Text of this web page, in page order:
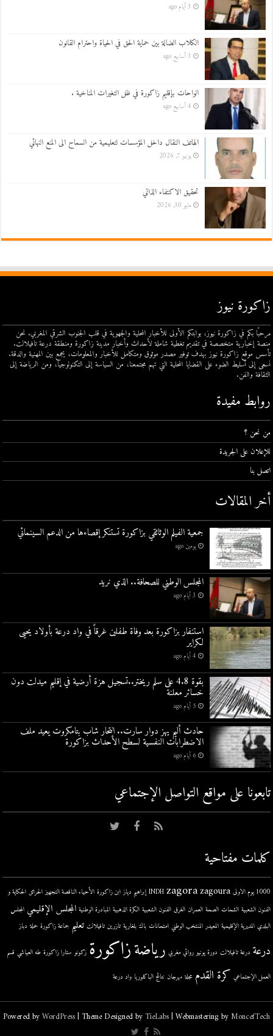
3 أيام ago
الكلاب الضالة بين حماية الحق في الحياة واحترام القانون
3 أسابيع ago
الواحات بإقليم زاكورة في ظل التغيرات المناخية .
4 أسابيع ago
الهاتف النقال داخل المؤسسات لتعليمية من السماح الى المنع النهائي
يونيو 7, 2026
تحقيق الاكتفاء الذاتي
مايو 30, 2026
زاكورة نيوز
مرحبًا بكم في زاكورة نيوز، بوابتكم الأولى للأخبار المحلية والجهوية في قلب الجنوب الشرقي المغربي. نحن
منصة إخبارية متخصصة في تقديم تغطية شاملة لأحداث وأخبار مدينة زاكورة ومنطقة درعة تافيلالت.
تأسس موقع زاكورة نيوز بهدف توفير مصدر موثوق ومتكامل للأخبار والمعلومات، يجمع بين المهنية والدقة.
نسعى إلى تسليط الضوء على القضايا المحلية التي تهم مجتمعنا، من السياسة إلى التكنولوجيا، ومن الرياضة إلى
الثقافة والفن.
روابط مفيدة
من نحن ؟
للإعلان على الجريدة
اتصل بنا
أخر المقالات
جمعية الفيلم الوثائقي بزاكورة تستنكر إقصاءها من الدعم السينمائي
يومين ago
المجلس الوطني للصحافة.. الذي نريد
3 أيام ago
استنفار بزاكورة بعد وفاة طفلين غرقاً في واد درعة بأولاد يحيى
لكراير
4 أيام ago
بقوة 4.8 على سلم ريختر..تسجيل هزة أرضية في إقليم ميدلت دون
خسائر معلنة
5 أيام ago
حادث أليم يهز دوار سارت.. انتحار شاب بتامكروت يعيد ملف
الاضطرابات النفسية لسطح الأحداث بزاكورة
6 أيام ago
تابعونا على مواقع التواصل اﻹجتماعي
كلمات مفتاحية
1000 يوم الاولى INDH zagora zagoura إبراهيم دياز ابن زاكورة الأحياء الناقصة التجهيز الحرائق الحكاية و
الفنون الشعبية الشحات الصحة العمران الغرق الفنون الشعبية الكرة الذهبية المبادرة الوطنية المجلس الإقليمي المجلس
البلدي المديرية الإقليمية المعيدر المنتخب الوطني امتحانات باك بلغارية تازرين تافيلالت تعليم جماعة زاكورة حملة دباز
درعة درعة تافيلالت دورة يونيو روائي مغربي رياضةزاكورة زكونو ستارا زاكورة طه العياشي قسم
العمل الإجتماعي كرة القدم مجلة مهرجان نتائج الباكلوريا واد درعة
Powered byWordPress| Theme Designed byTieLabs| Webmastering byMoncefTech